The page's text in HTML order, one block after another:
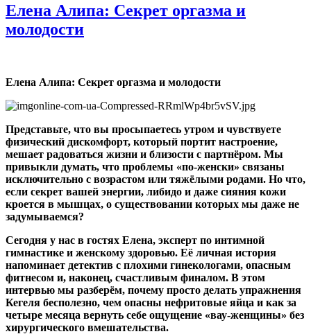
Елена Алипа: Секрет оргазма и
молодости
Елена Алипа: Секрет оргазма и молодости
Представьте, что вы просыпаетесь утром и чувствуете
физический дискомфорт, который портит настроение,
мешает радоваться жизни и близости с партнёром. Мы
привыкли думать, что проблемы «по‑женски» связаны
исключительно с возрастом или тяжёлыми родами. Но что,
если секрет вашей энергии, либидо и даже сияния кожи
кроется в мышцах, о существовании которых мы даже не
задумываемся?
Сегодня у нас в гостях Елена, эксперт по интимной
гимнастике и женскому здоровью. Её личная история
напоминает детектив с плохими гинекологами, опасным
фитнесом и, наконец, счастливым финалом. В этом
интервью мы разберём, почему просто делать упражнения
Кегеля бесполезно, чем опасны нефритовые яйца и как за
четыре месяца вернуть себе ощущение «вау‑женщины» без
хирургического вмешательства.